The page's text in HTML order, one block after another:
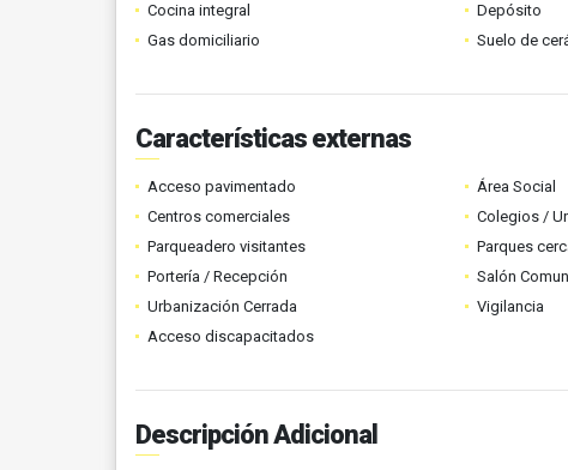
Cocina integral
Depósito
Gas domiciliario
Suelo de
Características externas
Acceso pavimentado Área Social
Centros comerciales
Colegios /
Parqueadero visitantes
Parques
Portería / Recepción
Salón
Urbanización Cerrada
Vigilancia
Acceso discapacitados
Descripción Adicional